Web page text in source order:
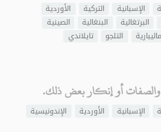
الإسبانية التركية
الأوردية
البرتغالية البنغالية
الصينية
التلجو تايلاندي
والصفات أو إنكار بعض ذلك.
الإسبانية الأوردية
الإندونيسية